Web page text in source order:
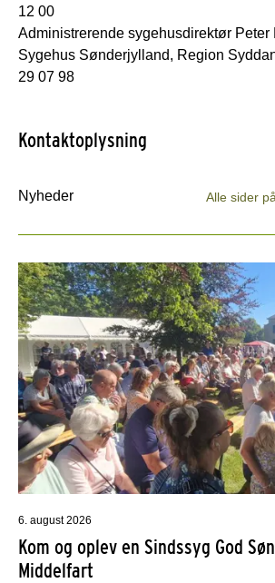
12 00
Administrerende sygehusdirektør Peter
Sygehus Sønderjylland, Region
29 07 98
Kontaktoplysning
Nyheder Alle sider
6. august 2026
Kom og oplev en Sindssyg God
Middelfart